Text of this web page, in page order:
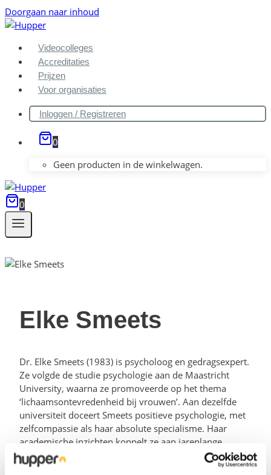
Doorgaan naar inhoud
Videocolleges
Accreditaties
Prijzen
Voor organisaties
Inloggen / Registreren
0
Geen producten in de winkelwagen.
0
Elke Smeets
Dr. Elke Smeets (1983) is psycholoog en gedragsexpert.
Ze volgde de studie psychologie aan de Maastricht
University, waarna ze promoveerde op het thema
‘lichaamsontevredenheid bij vrouwen’. Aan dezelfde
universiteit doceert Smeets positieve psychologie, met
zelfcompassie als haar absolute specialisme. Haar
academische inzichten koppelt ze aan jarenlange
praktijkervaring. In binnen- en buitenland geeft Smeets
training in zelfcompassie en ook als therapeut binnen